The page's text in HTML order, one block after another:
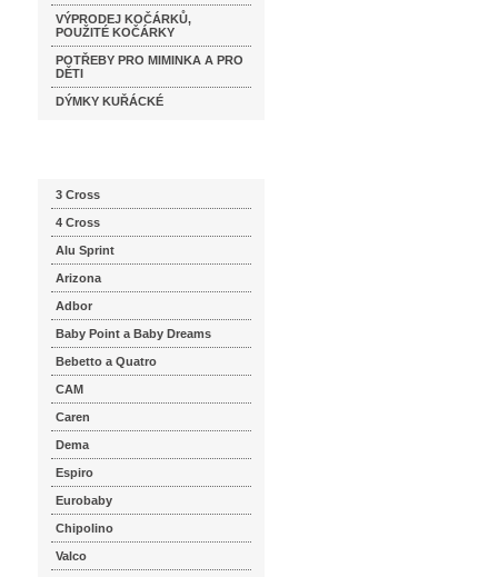
VÝPRODEJ KOČÁRKŮ,
POUŽITÉ KOČÁRKY
POTŘEBY PRO MIMINKA A PRO
DĚTI
DÝMKY KUŘÁCKÉ
3 Cross
4 Cross
Alu Sprint
Arizona
Adbor
Baby Point a Baby Dreams
Bebetto a Quatro
CAM
Caren
Dema
Espiro
Eurobaby
Chipolino
Valco